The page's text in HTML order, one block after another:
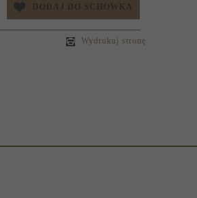
DODAJ DO SCHOWKA
Wydrukuj stronę